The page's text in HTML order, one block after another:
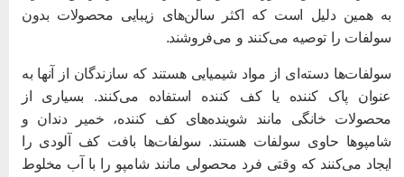
همین دلیل است که اکثر سالن‌های زیبایی محصولات بدون
را توصیه می‌کنند و می‌فروشند.
دسته‌ای از مواد شیمیایی هستند که سازندگان از آنها به
پاک کننده یا کف کننده استفاده می‌کنند. بسیاری از
خانگی مانند شوینده‌های کف کننده، خمیر دندان و
حاوی سولفات هستند. سولفات‌ها بافت کف آلودی را
می‌کنند که وقتی فرد محصولی مانند شامپو را با آب مخلوط